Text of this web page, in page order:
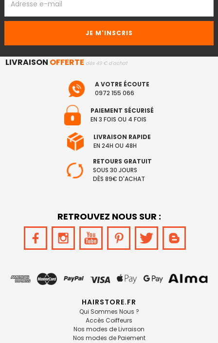
EMAIL
LIVRAISON OFFERTE dès 49 € d'achat
A VOTRE ÉCOUTE
0972 155 066
PAIEMENT SÉCURISÉ
EN 3 FOIS OU 4 FOIS
LIVRAISON RAPIDE
EN 24H OU 48H
RETOURS GRATUIT
SOUS 30 JOURS
DÈS 89€ D'ACHAT
RETROUVEZ NOUS SUR :
HAIRSTORE.FR
Qui Sommes Nous ?
Accès Coiffeurs
Nos modes de Livraison
Nos modes de Paiement